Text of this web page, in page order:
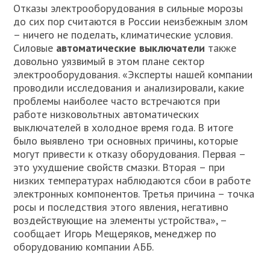
Отказы электрооборудования в сильные морозы
до сих пор считаются в России неизбежным злом
– ничего не поделать, климатические условия.
Силовые автоматические выключатели также
довольно уязвимый в этом плане сектор
электрооборудования. «Эксперты нашей компании
проводили исследования и анализировали, какие
проблемы наиболее часто встречаются при
работе низковольтных автоматических
выключателей в холодное время года. В итоге
было выявлено три основных причины, которые
могут привести к отказу оборудования. Первая –
это ухудшение свойств смазки. Вторая – при
низких температурах наблюдаются сбои в работе
электронных компонентов. Третья причина – точка
росы и последствия этого явления, негативно
воздействующие на элементы устройства», –
сообщает Игорь Мещеряков, менеджер по
оборудованию компании АББ.